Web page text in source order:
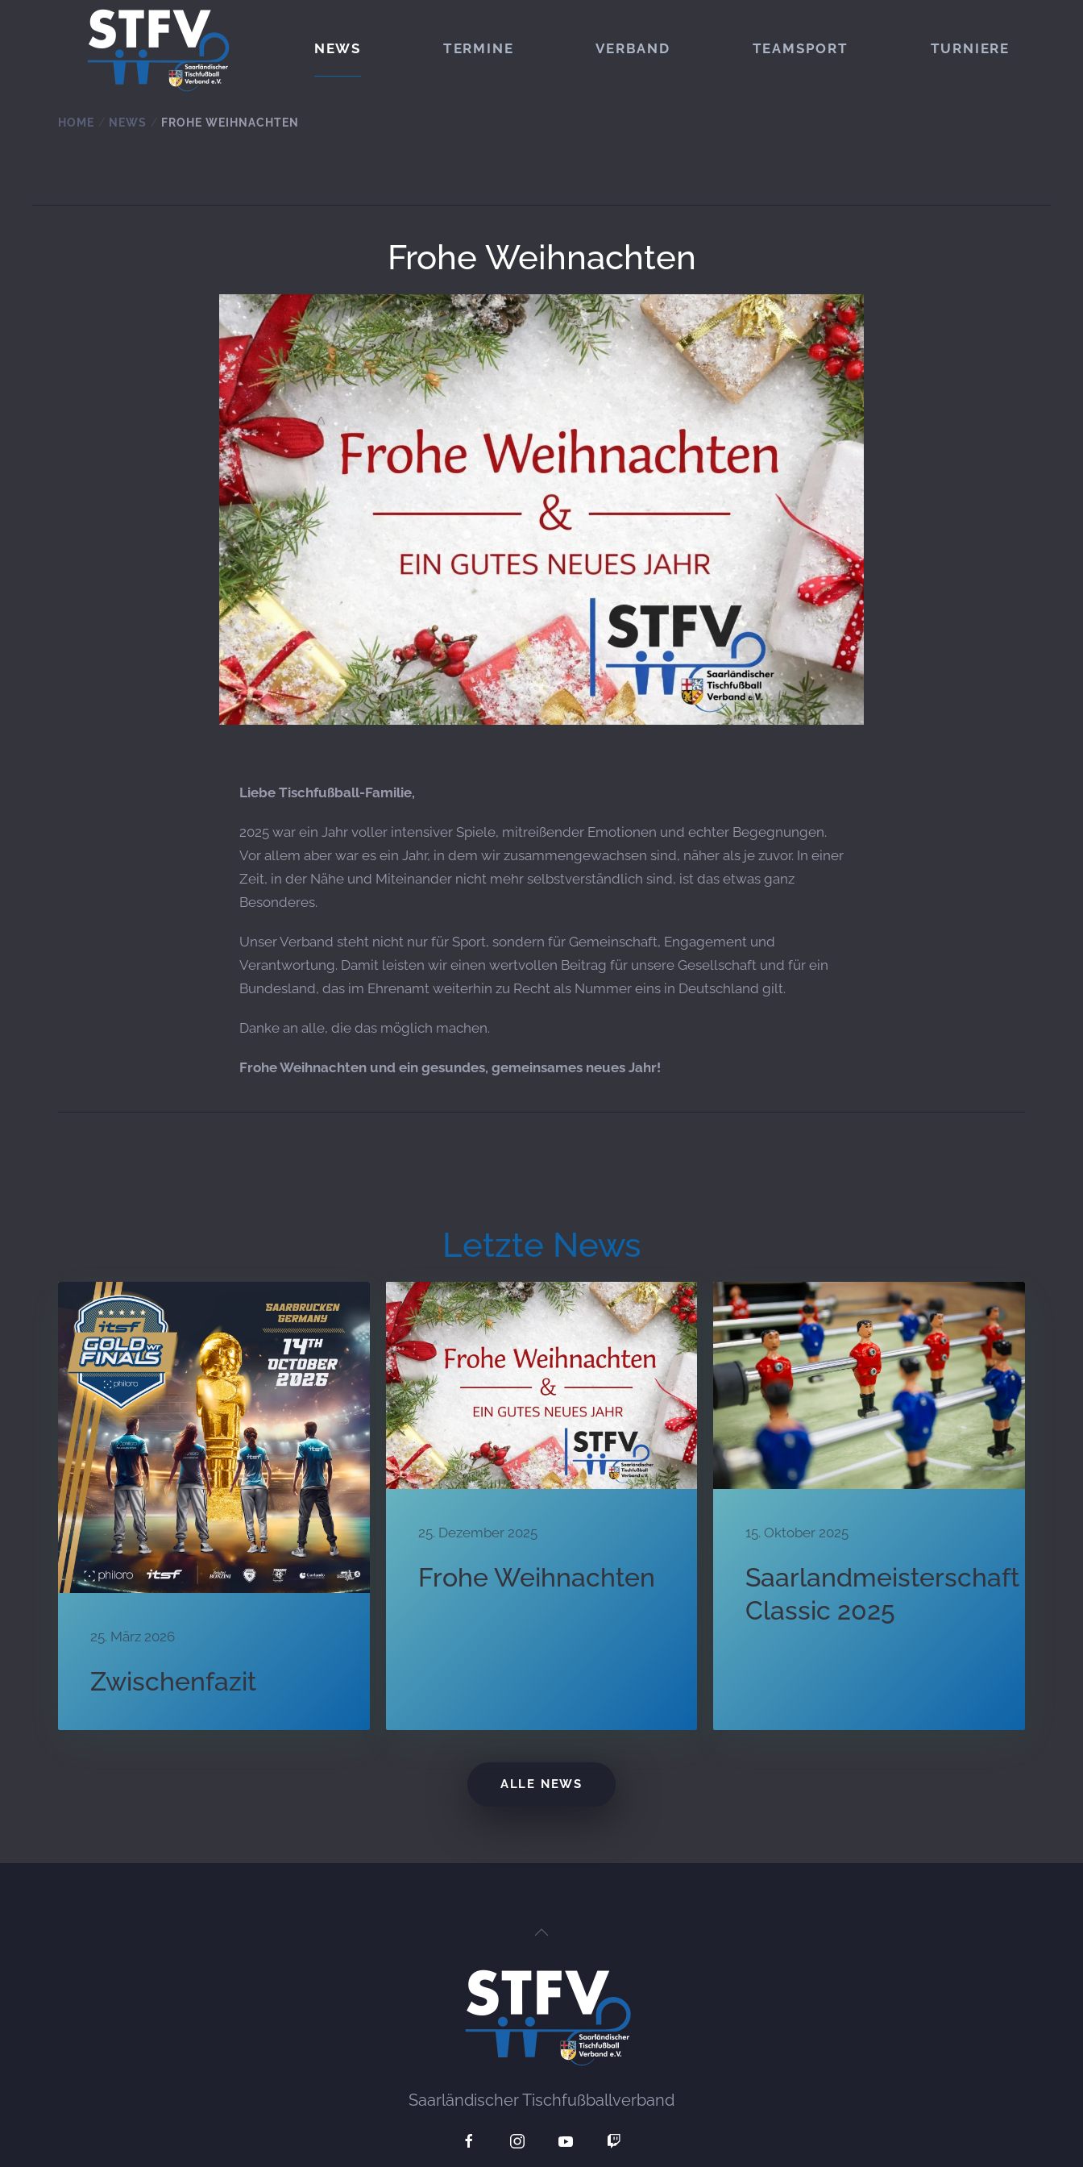
Zum Hauptinhalt springen
NEWS TERMINE VERBAND TEAMSPORT TURNIERE
HOME NEWS FROHE WEIHNACHTEN
Frohe Weihnachten
Liebe Tischfußball-Familie,
2025 war ein Jahr voller intensiver Spiele, mitreißender Emotionen und echter Begegnungen.
Vor allem aber war es ein Jahr, in dem wir zusammengewachsen sind, näher als je zuvor. In einer
Zeit, in der Nähe und Miteinander nicht mehr selbstverständlich sind, ist das etwas ganz
Besonderes.
Unser Verband steht nicht nur für Sport, sondern für Gemeinschaft, Engagement und
Verantwortung. Damit leisten wir einen wertvollen Beitrag für unsere Gesellschaft und für ein
Bundesland, das im Ehrenamt weiterhin zu Recht als Nummer eins in Deutschland gilt.
Danke an alle, die das möglich machen.
Frohe Weihnachten und ein gesundes, gemeinsames neues Jahr!
Letzte News
25. März 2026
Zwischenfazit
25. Dezember 2025
Frohe Weihnachten
15. Oktober 2025
Saarlandmeisterschaft
Classic 2025
ALLE NEWS
Saarländischer Tischfußballverband